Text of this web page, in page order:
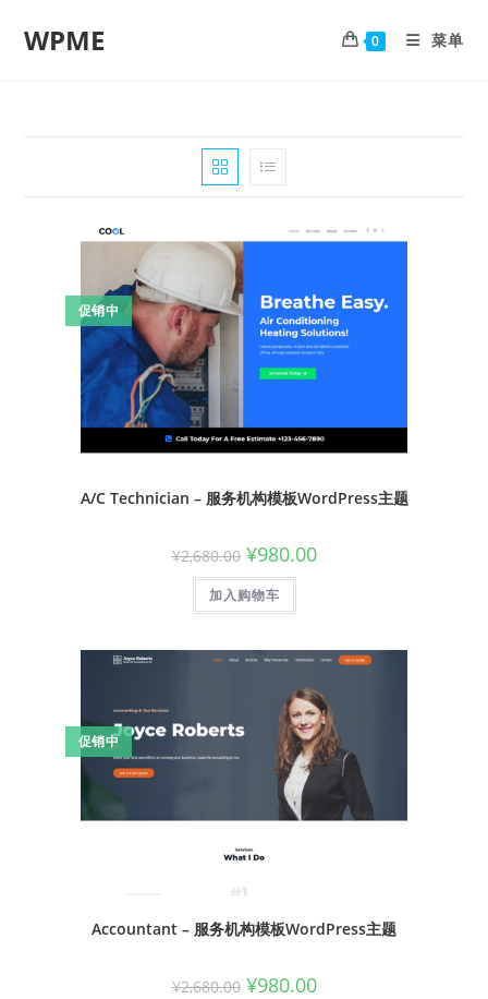
WPME 0 菜单
促销中
A/C Technician – 服务机构模板WordPress主题
¥2,680.00 ¥980.00
加入购物车
促销中
Accountant – 服务机构模板WordPress主题
¥2,680.00 ¥980.00